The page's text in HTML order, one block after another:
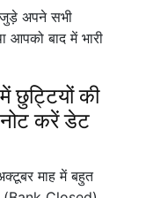
अपने सभी
आपको बाद में भारी
की
करें डेट
माह में बहुत